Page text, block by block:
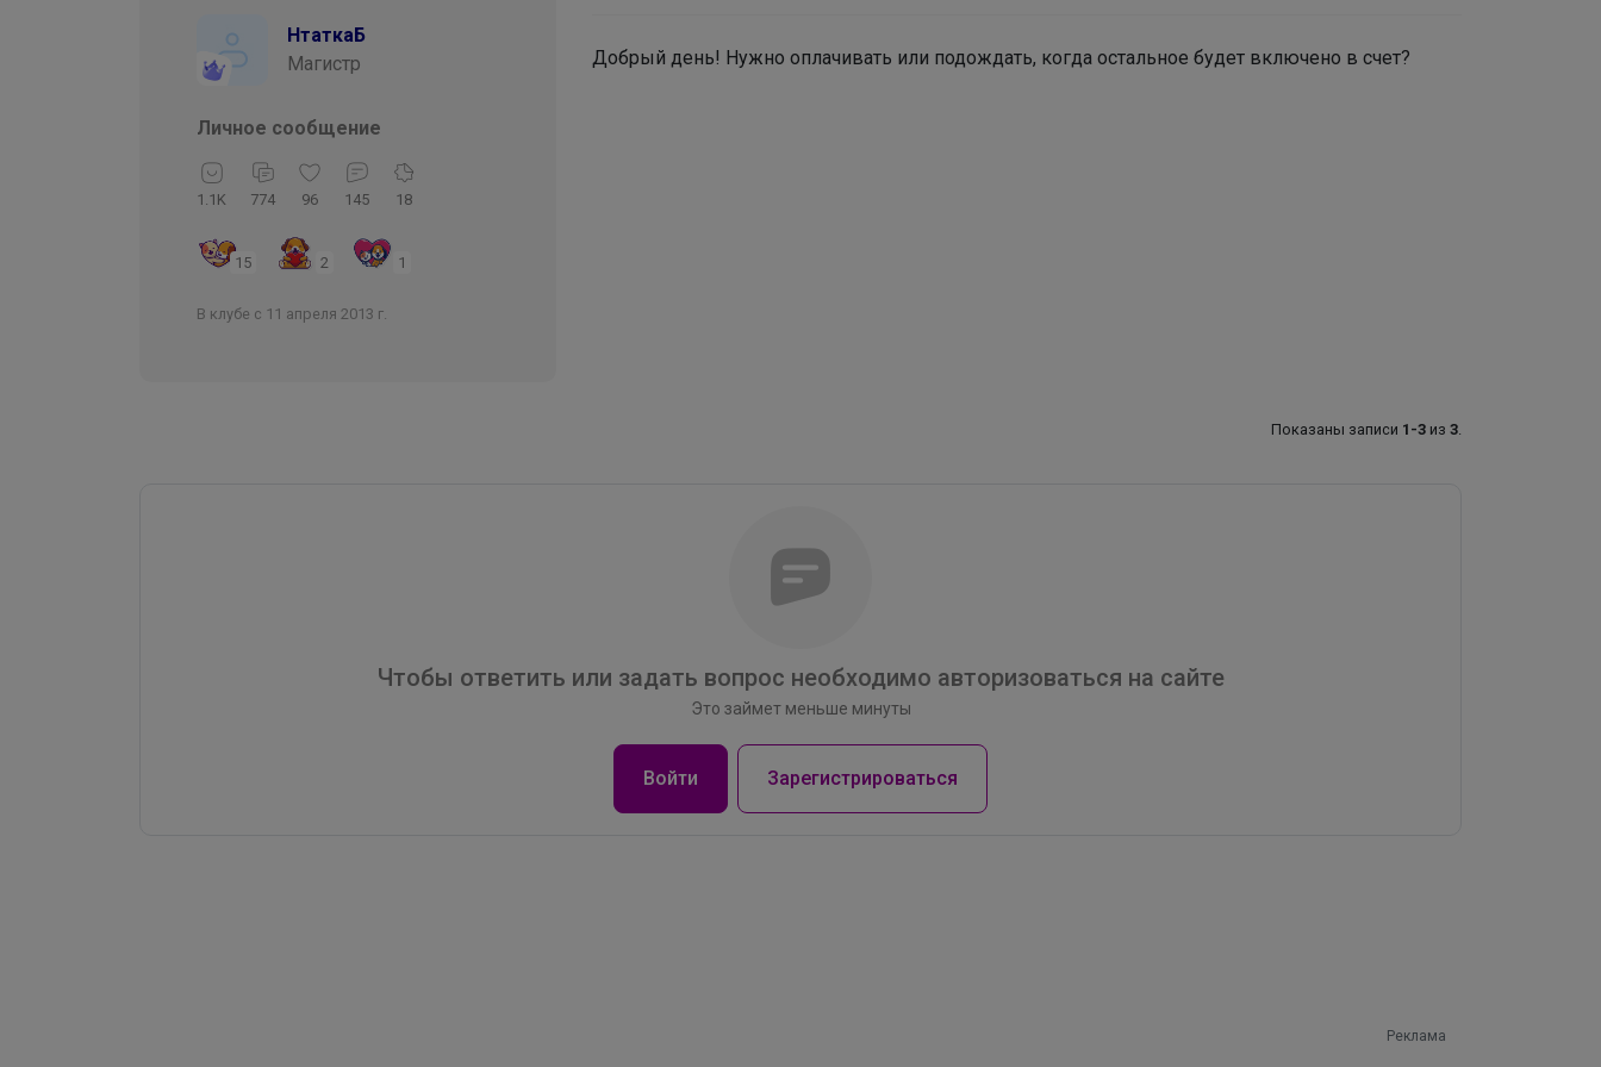
НтаткаБ
Магистр
Личное сообщение
1.1K 774 96 145 18
15 2 1
В клубе с 11 апреля 2013 г.
Добрый день! Нужно оплачивать или подождать, когда остальное будет включено в счет?
Показаны записи 1-3 из 3
Чтобы ответить или задать вопрос необходимо авторизоваться на сайте
Это займет меньше минуты
Войти Зарегистрироваться
Реклама